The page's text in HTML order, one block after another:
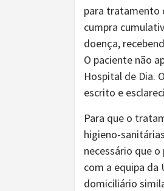
para tratamento
cumpra
doença,
O paciente não
Hospital de Dia.
escrito e
Para que o
higieno-
necessário que
com a equipa da
domiciliário